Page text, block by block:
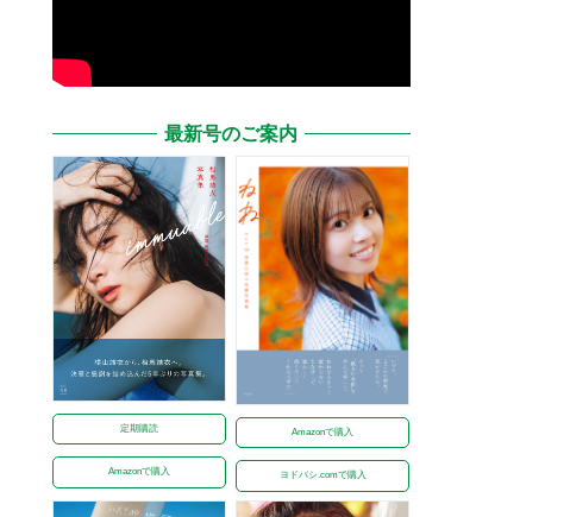
最新号のご案内
定期購読
Amazonで購入
Amazonで購入
ヨドバシ.comで購入